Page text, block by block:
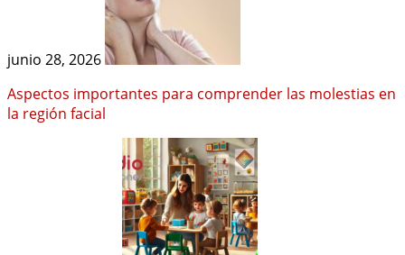
junio 28, 2026
Aspectos importantes para comprender las molestias en
la región facial